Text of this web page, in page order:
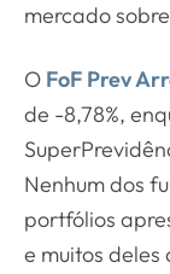
mercado
O FoF Prev
de -8,78%,
Nenhum dos
portfólios
e muitos